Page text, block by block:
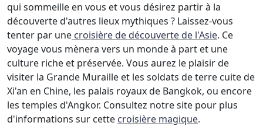
qui sommeille en vous et vous désirez partir à la
découverte d'autres lieux mythiques ? Laissez-vous
tenter par une croisière de découverte de l'Asie. Ce
voyage vous mènera vers un monde à part et une
culture riche et préservée. Vous aurez le plaisir de
visiter la Grande Muraille et les soldats de terre cuite de
Xi'an en Chine, les palais royaux de Bangkok, ou encore
les temples d'Angkor. Consultez notre site pour plus
d'informations sur cette croisière magique.